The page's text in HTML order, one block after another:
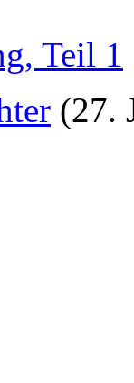
Teil 1
(27.